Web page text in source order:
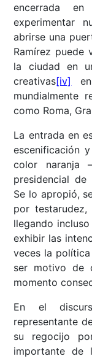
encerrada
experimentar
abrirse una
Ramírez puede
la ciudad en
creativas[iv]
mundialmente
como Roma,
La entrada en
escenificación
color naranja
presidencial de
Se lo apropió,
por
llegando
exhibir las
veces la
ser motivo de
momento
En el
representante
su regocijo
importante de